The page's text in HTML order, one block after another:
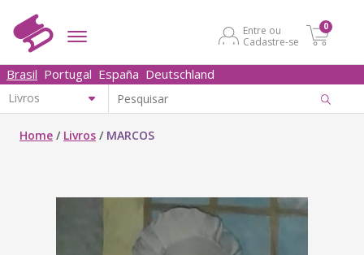
Entre ou
Cadastre-se
0
Brasil Portugal España Deutschland
Home / Livros / MARCOS